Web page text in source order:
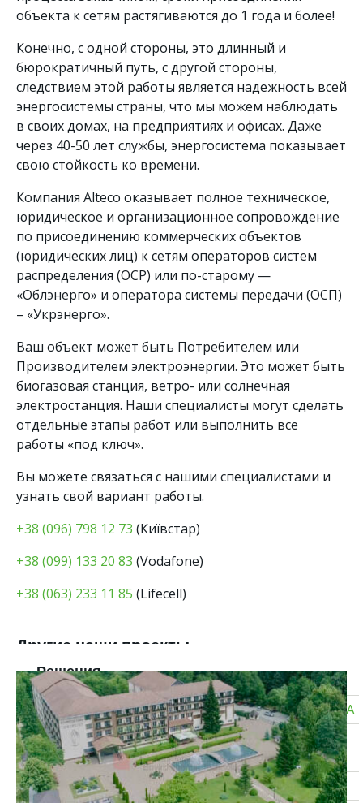
объекта к сетям растягиваются до 1 года и более!
Конечно, с одной стороны, это длинный и
бюрократичный путь, с другой стороны,
следствием этой работы является надежность всей
энергосистемы страны, что мы можем наблюдать
в своих домах, на предприятиях и офисах. Даже
через 40-50 лет службы, энергосистема показывает
свою стойкость ко времени.
Компания Alteco оказывает полное техническое,
юридическое и организационное сопровождение
по присоединению коммерческих объектов
(юридических лиц) к сетям операторов систем
распределения (ОСР) или по-старому —
«Облэнерго» и оператора системы передачи (ОСП)
– «Укрэнерго».
Ваш объект может быть Потребителем или
Производителем электроэнергии. Это может быть
биогазовая станция, ветро- или солнечная
электростанция. Наши специалисты могут сделать
отдельные этапы работ или выполнить все
работы «под ключ».
Вы можете связаться с нашими специалистами и
узнать свой вариант работы.
+38 (096) 798 12 73 (Київстар)
+38 (099) 133 20 83 (Vodafone)
+38 (063) 233 11 85 (Lifecell)
Решения
СОЛНЕЧНЫЕ ЭЛЕКТРОСТАНЦИИ ДЛЯ БИЗНЕСА
ТИПОВЫЕ СОЛНЕЧНЫЕ ЭЛЕКТРОСТАНЦИИ
ДЛЯ ДОМА
ГИБРИДНЫЕ СОЛНЕЧНЫЕ ЭЛЕКТРОСТАНЦИИ
Другие наши проекты